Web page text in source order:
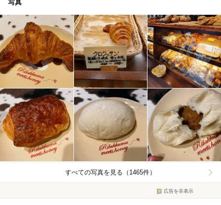
写真
すべての写真を見る（1465件）
広告を非表示